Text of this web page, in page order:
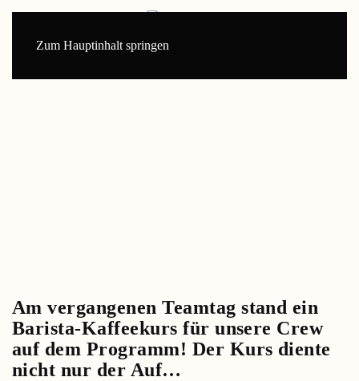
Zum Hauptinhalt springen
Am vergangenen Teamtag stand ein
Barista-Kaffeekurs für unsere Crew
auf dem Programm! Der Kurs diente
nicht nur der Auf…